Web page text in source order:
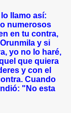
llamo así:
numerosos
en tu contra,
y si
yo no lo haré,
que quiera
y con el
Cuando
"No esta